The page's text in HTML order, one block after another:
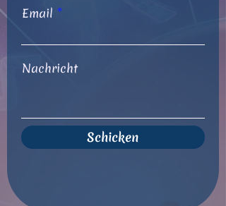
Email
Nachricht
Schicken